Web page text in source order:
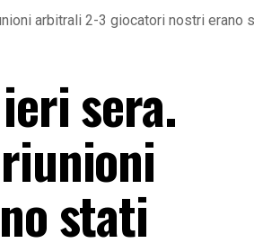
arbitrali 2-3 giocatori nostri erano
sera.
stati